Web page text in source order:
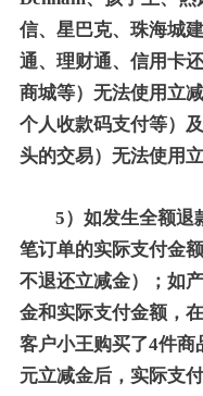
信、星巴克、珠海城
通、理财通、信用卡
商城等）无法使用立
个人收款码支付等）
头的交易）无法使用立
5）如发生全额退
笔订单的实际支付金
不退还立减金）；如
金和实际支付金额，
客户小王购买了4件商
元立减金后，实际支